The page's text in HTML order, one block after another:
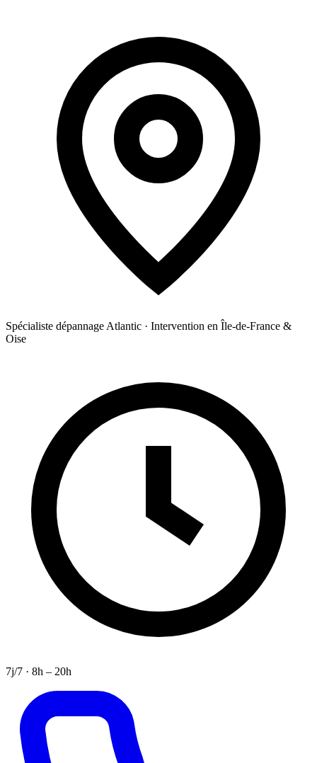
Spécialiste dépannage Atlantic · Intervention en Île-de-France &
Oise
7j/7 · 8h – 20h